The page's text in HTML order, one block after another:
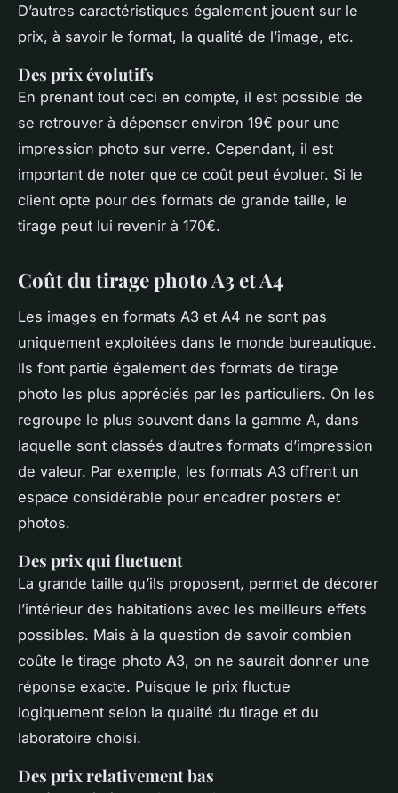
D’autres caractéristiques également jouent sur le
prix, à savoir le format, la qualité de l’image, etc.
Des prix évolutifs
En prenant tout ceci en compte, il est possible de
se retrouver à dépenser environ 19€ pour une
impression photo sur verre. Cependant, il est
important de noter que ce coût peut évoluer. Si le
client opte pour des formats de grande taille, le
tirage peut lui revenir à 170€.
Coût du tirage photo A3 et A4
Les images en formats A3 et A4 ne sont pas
uniquement exploitées dans le monde bureautique.
Ils font partie également des formats de tirage
photo les plus appréciés par les particuliers. On les
regroupe le plus souvent dans la gamme A, dans
laquelle sont classés d’autres formats d’impression
de valeur. Par exemple, les formats A3 offrent un
espace considérable pour encadrer posters et
photos.
Des prix qui fluctuent
La grande taille qu’ils proposent, permet de décorer
l’intérieur des habitations avec les meilleurs effets
possibles. Mais à la question de savoir combien
coûte le tirage photo A3, on ne saurait donner une
réponse exacte. Puisque le prix fluctue
logiquement selon la qualité du tirage et du
laboratoire choisi.
Des prix relativement bas